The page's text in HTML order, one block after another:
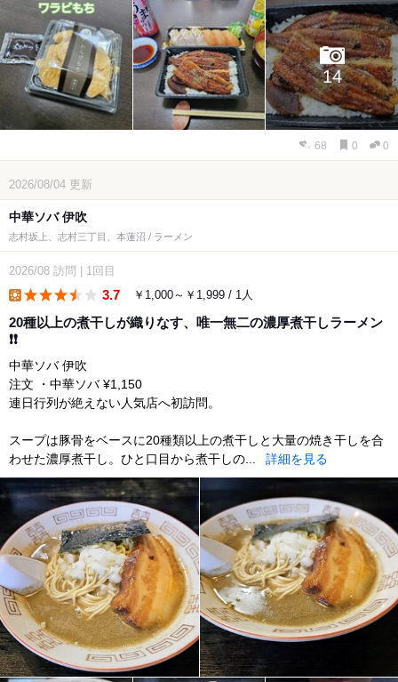
14
68 0 0
2026/08/04 更新
中華ソバ 伊吹
志村坂上、志村三丁目、本蓮沼 / ラーメン
2026/08 訪問 1回目
3.7 ￥1,000～￥1,999 / 1人
20種以上の煮干しが織りなす、唯一無二の濃厚煮干しラーメン
❗❗
中華ソバ 伊吹
注文 ・中華ソバ ¥1,150
連日行列が絶えない人気店へ初訪問。
スープは豚骨をベースに20種類以上の煮干しと大量の焼き干しを合
わせた濃厚煮干し。ひと口目から煮干しの...
詳細を見る